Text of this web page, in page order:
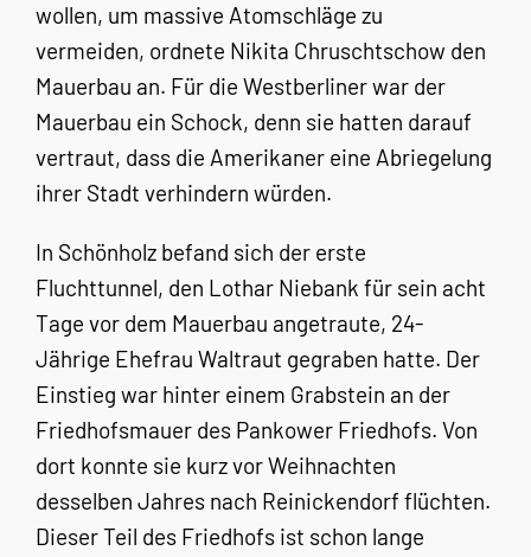
wollen, um massive Atomschläge zu
vermeiden, ordnete Nikita Chruschtschow den
Mauerbau an. Für die Westberliner war der
Mauerbau ein Schock, denn sie hatten darauf
vertraut, dass die Amerikaner eine Abriegelung
ihrer Stadt verhindern würden.
In Schönholz befand sich der erste
Fluchttunnel, den Lothar Niebank für sein acht
Tage vor dem Mauerbau angetraute, 24-
Jährige Ehefrau Waltraut gegraben hatte. Der
Einstieg war hinter einem Grabstein an der
Friedhofsmauer des Pankower Friedhofs. Von
dort konnte sie kurz vor Weihnachten
desselben Jahres nach Reinickendorf flüchten.
Dieser Teil des Friedhofs ist schon lange